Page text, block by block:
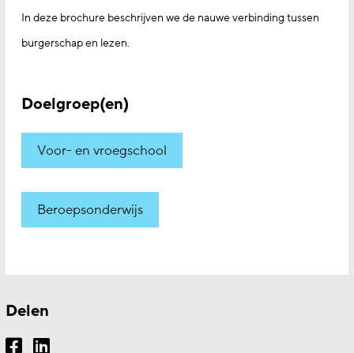
In deze brochure beschrijven we de nauwe verbinding tussen
burgerschap en lezen.
Doelgroep(en)
Voor- en vroegschool
Beroepsonderwijs
Delen